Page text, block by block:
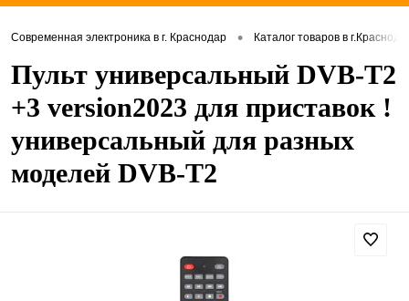
Современная электроника в г. Краснодар • Каталог товаров в
Пульт универсальный DVB-T2
+3 version2023 для приставок !
универсальный для разных
моделей DVB-T2